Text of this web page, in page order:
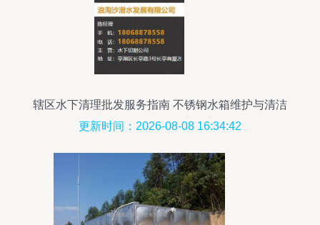
辖区水下清理批发服务指南 不锈钢水箱维护与清洁
全解析（2025年最新更新）
更新时间：2026-08-08 16:34:42